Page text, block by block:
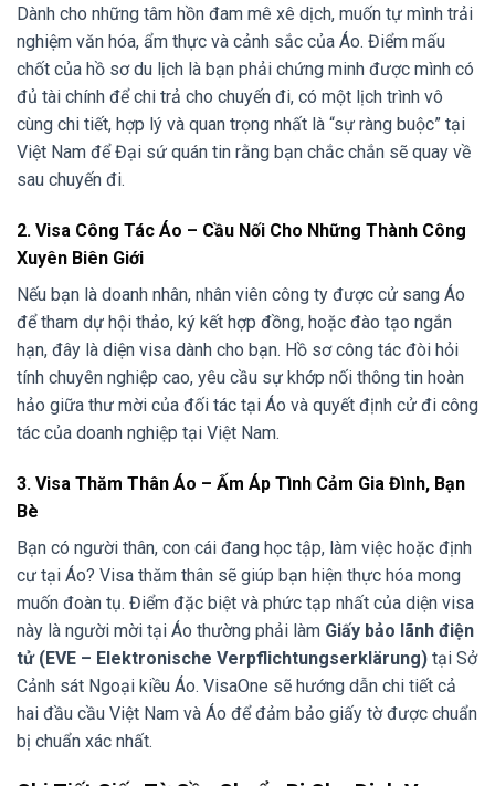
Dành cho những tâm hồn đam mê xê dịch, muốn tự mình trải
nghiệm văn hóa, ẩm thực và cảnh sắc của Áo. Điểm mấu
chốt của hồ sơ du lịch là bạn phải chứng minh được mình có
đủ tài chính để chi trả cho chuyến đi, có một lịch trình vô
cùng chi tiết, hợp lý và quan trọng nhất là “sự ràng buộc” tại
Việt Nam để Đại sứ quán tin rằng bạn chắc chắn sẽ quay về
sau chuyến đi.
2. Visa Công Tác Áo – Cầu Nối Cho Những Thành Công
Xuyên Biên Giới
Nếu bạn là doanh nhân, nhân viên công ty được cử sang Áo
để tham dự hội thảo, ký kết hợp đồng, hoặc đào tạo ngắn
hạn, đây là diện visa dành cho bạn. Hồ sơ công tác đòi hỏi
tính chuyên nghiệp cao, yêu cầu sự khớp nối thông tin hoàn
hảo giữa thư mời của đối tác tại Áo và quyết định cử đi công
tác của doanh nghiệp tại Việt Nam.
3. Visa Thăm Thân Áo – Ấm Áp Tình Cảm Gia Đình, Bạn
Bè
Bạn có người thân, con cái đang học tập, làm việc hoặc định
cư tại Áo? Visa thăm thân sẽ giúp bạn hiện thực hóa mong
muốn đoàn tụ. Điểm đặc biệt và phức tạp nhất của diện visa
này là người mời tại Áo thường phải làm Giấy bảo lãnh điện
tử (EVE – Elektronische Verpflichtungserklärung) tại Sở
Cảnh sát Ngoại kiều Áo. VisaOne sẽ hướng dẫn chi tiết cả
hai đầu cầu Việt Nam và Áo để đảm bảo giấy tờ được chuẩn
bị chuẩn xác nhất.